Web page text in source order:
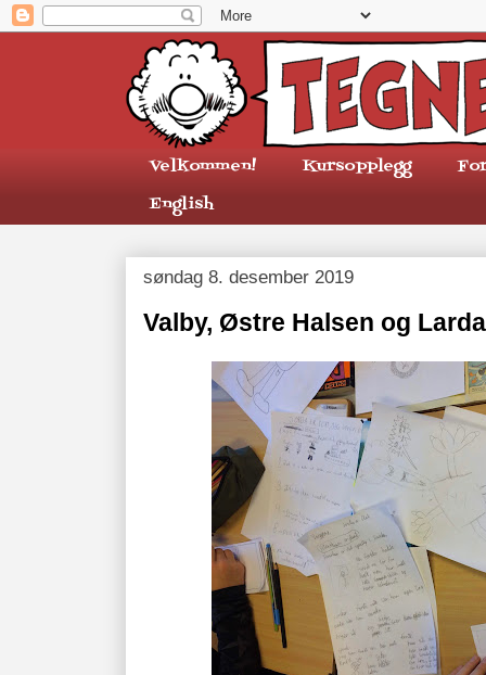
Velkommen! Kursopplegg
English
søndag 8. desember 2019
Valby, Østre Halsen og